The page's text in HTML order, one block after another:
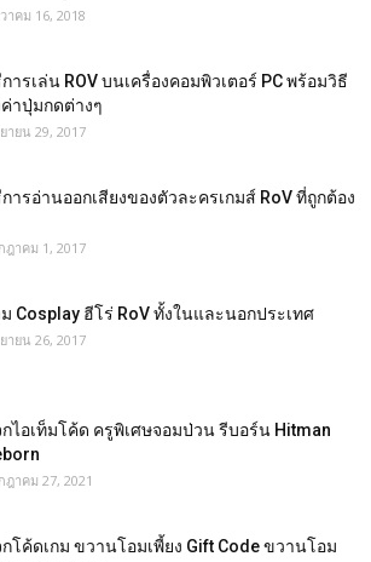
าคม 16, 2018
ารเล่น ROV บนเครื่องคอมพิวเตอร์ PC พร้อมวิธี
าปุ่มกดต่างๆ
ายน 29, 2017
ารอ่านออกเสียงของตัวละครเกมส์ RoV ที่ถูกต้อง
ฎาคม 1, 2017
Cosplay ฮีโร่ RoV ทั้งในและนอกประเทศ
ายน 26, 2017
ไอเท็มโค้ด ครูพิเศษจอมป่วน รีบอร์น Hitman
ฎาคม 27, 2021
โค้ดเกม ขวานโอมเพี้ยง Gift Code ขวานโอม